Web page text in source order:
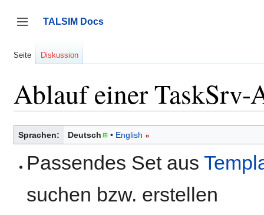
springen
Seitenleiste umschalten
TALSIM Docs
Seite Diskussion
Ablauf einer TaskSrv-
Sprachen: Deutsch English
Passendes Set aus
suchen bzw. erstellen